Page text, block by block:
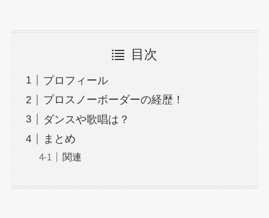
目次
プロフィール
プロスノーボーダーの経歴！
ダンスや歌唱は？
まとめ
関連